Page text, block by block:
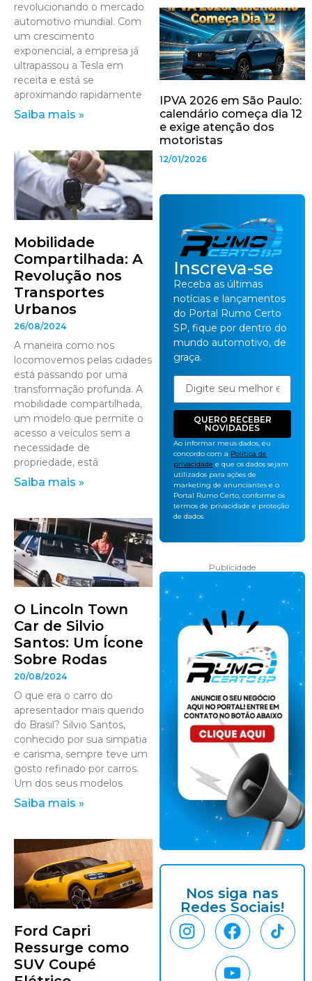
revolucionando o mercado
automotivo mundial. Com
um crescimento
exponencial, a empresa já
ultrapassou a Tesla em
receita e está se
aproximando rapidamente
Saiba mais »
Mobilidade
Compartilhada: A
Revolução nos
Transportes
Urbanos
26/08/2024
A maneira como nos
locomovemos pelas cidades
está passando por uma
transformação profunda. A
mobilidade compartilhada,
um modelo que permite o
acesso a veículos sem a
necessidade de
propriedade, está
Saiba mais »
O Lincoln Town
Car de Silvio
Santos: Um Ícone
Sobre Rodas
20/08/2024
O que era o carro do
apresentador mais querido
do Brasil? Silvio Santos,
conhecido por sua simpatia
e carisma, sempre teve um
gosto refinado por carros.
Um dos seus modelos
Saiba mais »
Ford Capri
Ressurge como
SUV Coupé
IPVA 2026 em São Paulo:
calendário começa dia 12
e exige atenção dos
motoristas
12/01/2026
Inscreva-se
Receba as últimas
notícias e lançamentos
do Portal Rumo Certo
SP, fique por dentro do
mundo automotivo, de
graça.
QUERO RECEBER
NOVIDADES
Ao informar meus dados, eu
concordo com a Política de
privacidade e que os dados sejam
utilizados para ações de
marketing de anunciantes e o
Portal Rumo Certo, conforme os
termos de privacidade e proteção
de dados.
Publicidade
Nos siga nas
Redes Sociais!